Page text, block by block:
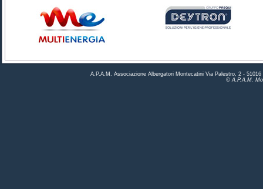
A.P.A.M. Associazione Albergatori Montecatini Via Palestro, 2 -
© A.P.A.M.